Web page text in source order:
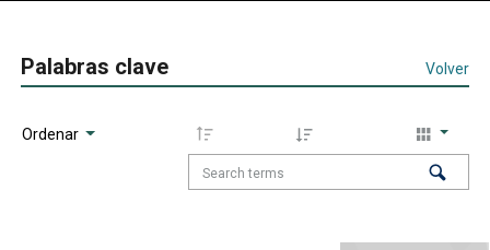
Palabras clave Volver
Ordenar